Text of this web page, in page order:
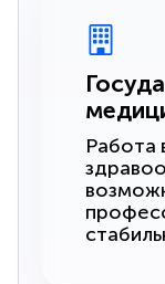
Работа